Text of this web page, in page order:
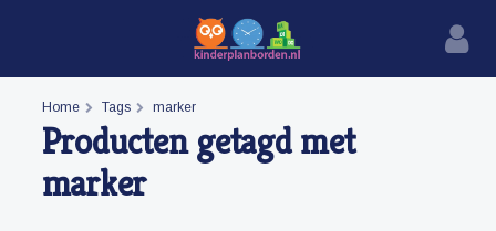
Home Tags marker
Producten getagd met
marker